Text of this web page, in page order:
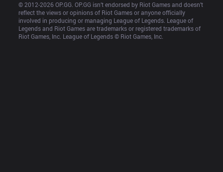
© 2012-2026 OP.GG. OP.GG isn’t endorsed by Riot Games and doesn’t
reflect the views or opinions of Riot Games or anyone officially
involved in producing or managing League of Legends. League of
Legends and Riot Games are trademarks or registered trademarks of
Riot Games, Inc. League of Legends © Riot Games, Inc.